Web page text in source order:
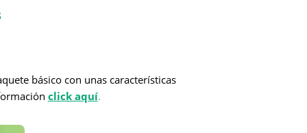
básico con unas características
click aquí.